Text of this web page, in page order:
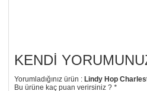
KENDI
Yorumladığınız ürün : Lindy Hop
Bu ürüne kaç puan verirsiniz ?*